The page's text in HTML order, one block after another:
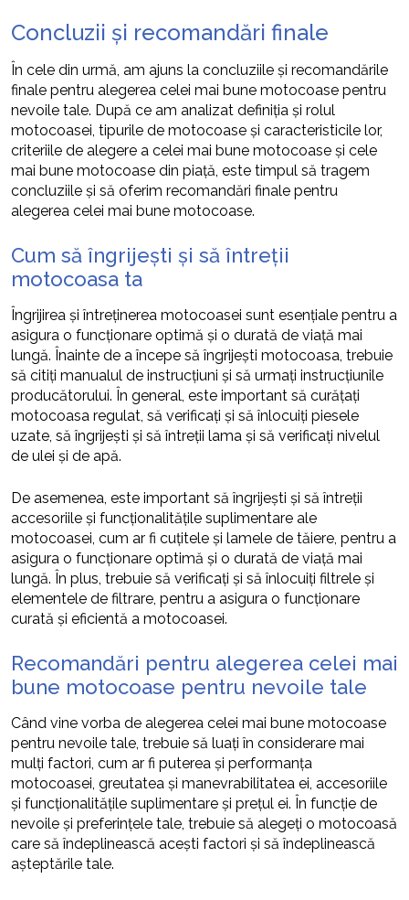
Concluzii și recomandări finale
În cele din urmă, am ajuns la concluziile și recomandările
finale pentru alegerea celei mai bune motocoase pentru
nevoile tale. După ce am analizat definiția și rolul
motocoasei, tipurile de motocoase și caracteristicile lor,
criteriile de alegere a celei mai bune motocoase și cele
mai bune motocoase din piață, este timpul să tragem
concluziile și să oferim recomandări finale pentru
alegerea celei mai bune motocoase.
Cum să îngrijești și să întreții
motocoasa ta
Îngrijirea și întreținerea motocoasei sunt esențiale pentru a
asigura o funcționare optimă și o durată de viață mai
lungă. Înainte de a începe să îngrijești motocoasa, trebuie
să citiți manualul de instrucțiuni și să urmați instrucțiunile
producătorului. În general, este important să curățați
motocoasa regulat, să verificați și să înlocuiți piesele
uzate, să îngrijești și să întreții lama și să verificați nivelul
de ulei și de apă.
De asemenea, este important să îngrijești și să întreții
accesoriile și funcționalitățile suplimentare ale
motocoasei, cum ar fi cuțitele și lamele de tăiere, pentru a
asigura o funcționare optimă și o durată de viață mai
lungă. În plus, trebuie să verificați și să înlocuiți filtrele și
elementele de filtrare, pentru a asigura o funcționare
curată și eficientă a motocoasei.
Recomandări pentru alegerea celei mai
bune motocoase pentru nevoile tale
Când vine vorba de alegerea celei mai bune motocoase
pentru nevoile tale, trebuie să luați în considerare mai
mulți factori, cum ar fi puterea și performanța
motocoasei, greutatea și manevrabilitatea ei, accesoriile
și funcționalitățile suplimentare și prețul ei. În funcție de
nevoile și preferințele tale, trebuie să alegeți o motocoasă
care să îndeplinească acești factori și să îndeplinească
așteptările tale.